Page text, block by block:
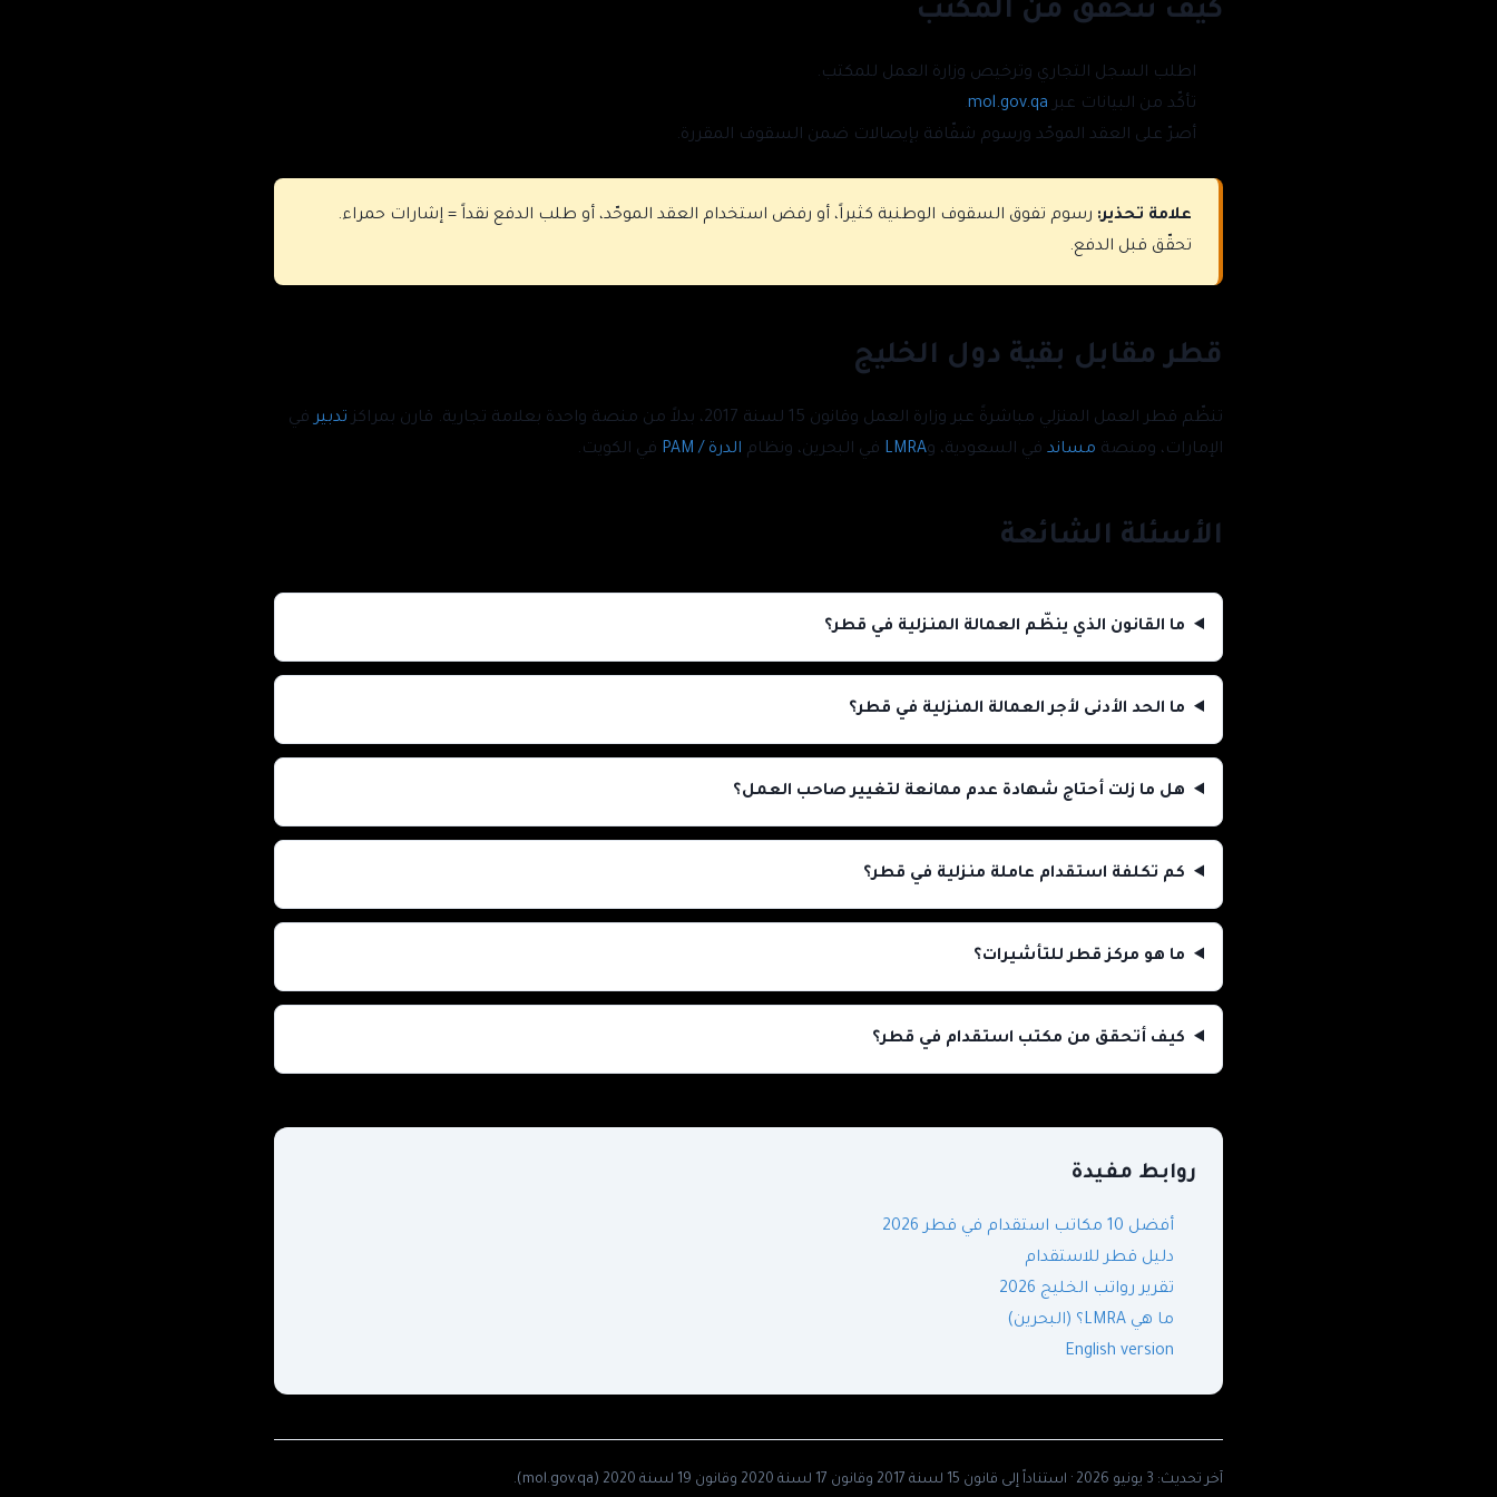
كيف تتحقق من المكتب
اطلب السجل التجاري وترخيص وزارة العمل للمكتب.
تأكّد من البيانات عبر mol.gov.qa
.
أصرّ على العقد الموحّد ورسوم شفّافة بإيصالات ضمن السقوف المقررة.
علامة تحذير: رسوم تفوق السقوف الوطنية كثيراً، أو رفض استخدام العقد الموحّد، أو طلب الدفع نقداً = إشارات حمراء.
تحقّق قبل الدفع.
قطر مقابل بقية دول الخليج
تنظّم قطر العمل المنزلي مباشرةً عبر وزارة العمل وقانون 15 لسنة 2017، بدلاً من منصة واحدة بعلامة تجارية. قارن بمراكز تدبيرفي
الإمارات، ومنصة مساند في السعودية، وLMRA في البحرين، ونظام الدرة / PAM في الكويت.
الأسئلة الشائعة
ما القانون الذي ينظّم العمالة المنزلية في قطر؟
ما الحد الأدنى لأجر العمالة المنزلية في قطر؟
هل ما زلت أحتاج شهادة عدم ممانعة لتغيير صاحب العمل؟
كم تكلفة استقدام عاملة منزلية في قطر؟
ما هو مركز قطر للتأشيرات؟
كيف أتحقق من مكتب استقدام في قطر؟
روابط مفيدة
أفضل 10 مكاتب استقدام في قطر 2026
دليل قطر للاستقدام
تقرير رواتب الخليج 2026
ما هي LMRA؟ (البحرين)
English version
آخر تحديث: 3 يونيو 2026 · استناداً إلى قانون 15 لسنة 2017 وقانون 17 لسنة 2020 وقانون 19 لسنة 2020 (mol.gov.qa).